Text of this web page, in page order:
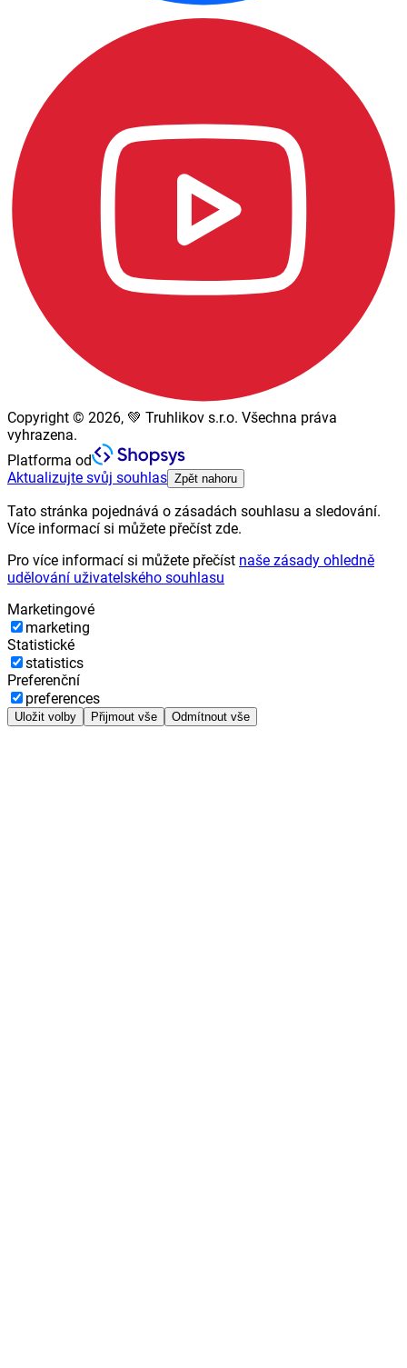
Copyright © 2026, 💚 Truhlikov s.r.o. Všechna práva
vyhrazena.
Platforma od
Aktualizujte svůj souhlas Zpět nahoru
Tato stránka pojednává o zásadách souhlasu a sledování.
Více informací si můžete přečíst zde.
Pro více informací si můžete přečíst naše zásady ohledně
udělování uživatelského souhlasu
Marketingové
marketing
Statistické
statistics
Preferenční
preferences
Uložit volby Přijmout vše Odmítnout vše